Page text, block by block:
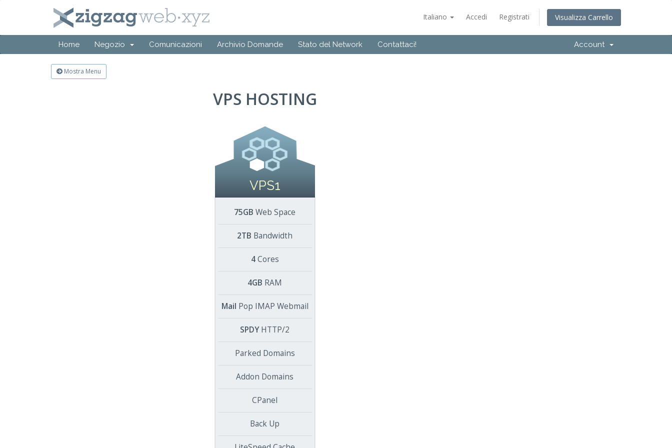
Italiano Accedi Registrati Visualizza Carrello
Home Negozio Comunicazioni Archivio Domande Stato del Network Contattaci! Account
Mostra Menu
VPS HOSTING
VPS1
75GB Web Space
2TB Bandwidth
4Cores
4GB RAM
Mail Pop IMAP Webmail
SPDYHTTP/2
Parked Domains
Addon Domains
CPanel
Back Up